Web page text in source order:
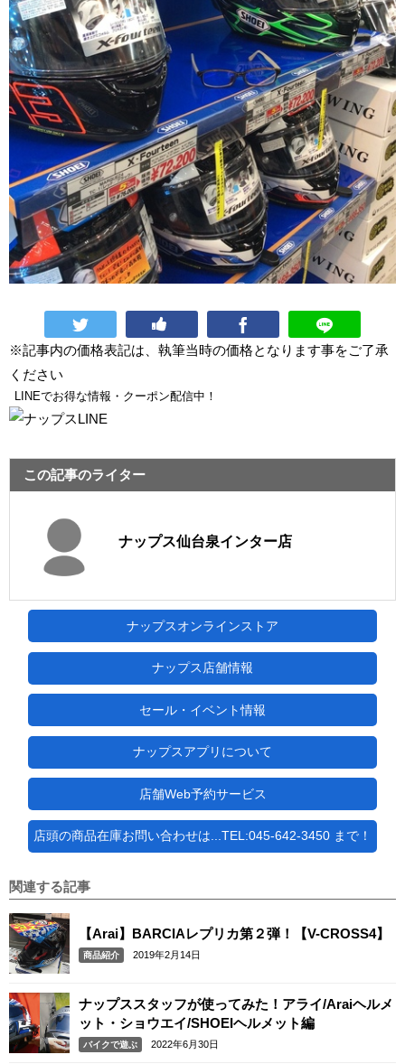
※記事内の価格表記は、執筆当時の価格となります事をご了承
ください
LINEでお得な情報・クーポン配信中！
この記事のライター
ナップス仙台泉インター店
ナップスオンラインストア
ナップス店舗情報
セール・イベント情報
ナップスアプリについて
店舗Web予約サービス
店頭の商品在庫お問い合わせは...TEL:045-642-3450 まで！
関連する記事
【Arai】BARCIAレプリカ第２弾！【V-CROSS4】
商品紹介 2019年2月14日
ナップススタッフが使ってみた！アライ/Araiヘルメ
ット・ショウエイ/SHOEIヘルメット編
バイクで遊ぶ 2022年6月30日